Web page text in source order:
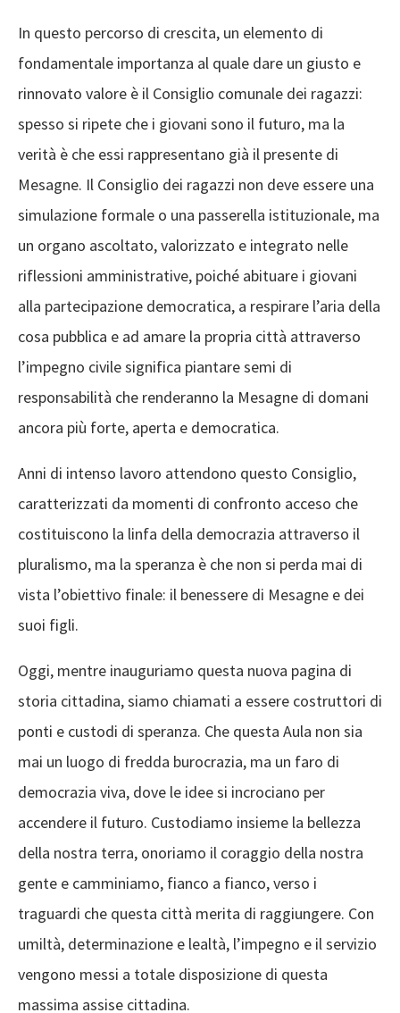
In questo percorso di crescita, un elemento di
fondamentale importanza al quale dare un giusto e
rinnovato valore è il Consiglio comunale dei ragazzi:
spesso si ripete che i giovani sono il futuro, ma la
verità è che essi rappresentano già il presente di
Mesagne. Il Consiglio dei ragazzi non deve essere una
simulazione formale o una passerella istituzionale, ma
un organo ascoltato, valorizzato e integrato nelle
riflessioni amministrative, poiché abituare i giovani
alla partecipazione democratica, a respirare l’aria della
cosa pubblica e ad amare la propria città attraverso
l’impegno civile significa piantare semi di
responsabilità che renderanno la Mesagne di domani
ancora più forte, aperta e democratica.
Anni di intenso lavoro attendono questo Consiglio,
caratterizzati da momenti di confronto acceso che
costituiscono la linfa della democrazia attraverso il
pluralismo, ma la speranza è che non si perda mai di
vista l’obiettivo finale: il benessere di Mesagne e dei
suoi figli.
Oggi, mentre inauguriamo questa nuova pagina di
storia cittadina, siamo chiamati a essere costruttori di
ponti e custodi di speranza. Che questa Aula non sia
mai un luogo di fredda burocrazia, ma un faro di
democrazia viva, dove le idee si incrociano per
accendere il futuro. Custodiamo insieme la bellezza
della nostra terra, onoriamo il coraggio della nostra
gente e camminiamo, fianco a fianco, verso i
traguardi che questa città merita di raggiungere. Con
umiltà, determinazione e lealtà, l’impegno e il servizio
vengono messi a totale disposizione di questa
massima assise cittadina.